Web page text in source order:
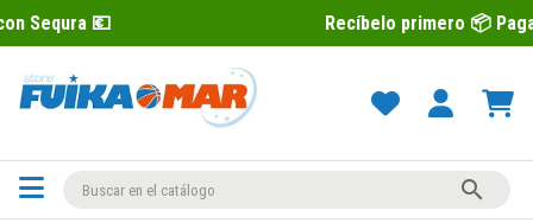
Recíbelo primero 📦 Paga después
